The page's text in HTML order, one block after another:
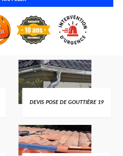
DEVIS POSE DE GOUTTIÈRE 19